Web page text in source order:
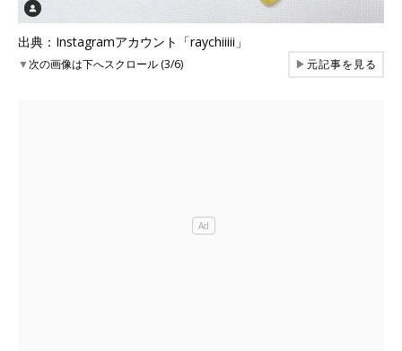
出典：Instagramアカウント「raychiiiii」
▼次の画像は下へスクロール (3/6) ▶元記事を見る